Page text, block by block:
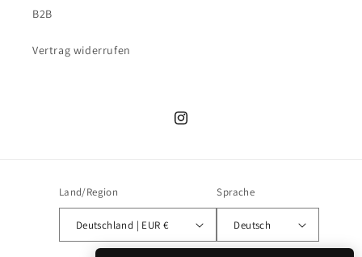
B2B
Vertrag widerrufen
Instagram
Land/Region
Deutschland | EUR €
Sprache
Deutsch